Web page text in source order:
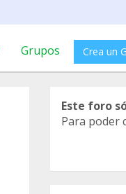
Grupos Crea un
Este foro
Para poder